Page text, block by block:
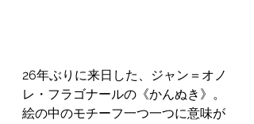
26年ぶりに来日した、ジャン＝オノ
レ・フラゴナールの《かんぬき》。
絵の中のモチーフ一つ一つに意味が